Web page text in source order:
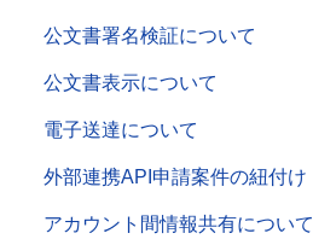
公文書署名検証について
公文書表示について
電子送達について
外部連携API申請案件の紐付け
アカウント間情報共有について